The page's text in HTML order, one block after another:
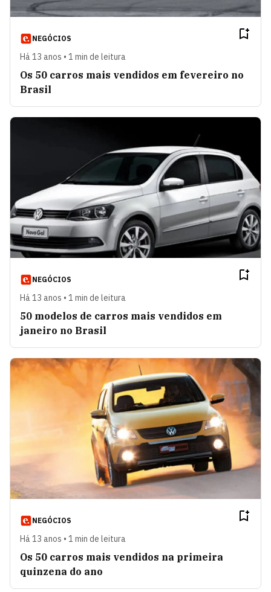
NEGÓCIOS
Há 13 anos • 1 min de leitura
Os 50 carros mais vendidos em fevereiro no
Brasil
NEGÓCIOS
Há 13 anos • 1 min de leitura
50 modelos de carros mais vendidos em
janeiro no Brasil
NEGÓCIOS
Há 13 anos • 1 min de leitura
Os 50 carros mais vendidos na primeira
quinzena do ano